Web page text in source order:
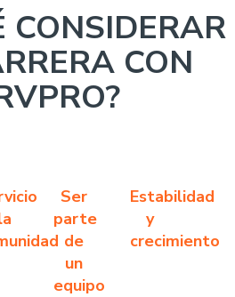
CONSIDERAR
CON
Ser
parte
de
un
equipo
Estabilidad
y
crecimiento